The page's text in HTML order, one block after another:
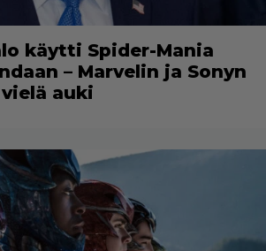
käytti Spider-Mania
– Marvelin ja Sonyn
auki